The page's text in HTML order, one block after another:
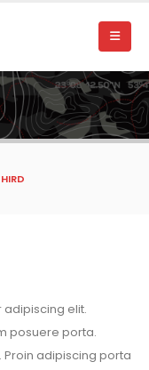
elit.
posuere porta.
Proin adipiscing porta